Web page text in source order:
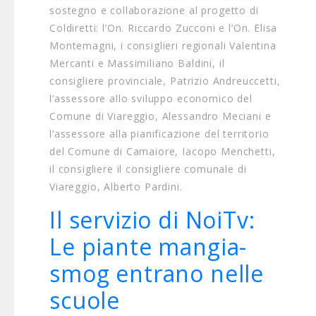
sostegno e collaborazione al progetto di
Coldiretti: l’On. Riccardo Zucconi e l’On. Elisa
Montemagni, i consiglieri regionali Valentina
Mercanti e Massimiliano Baldini, il
consigliere provinciale, Patrizio Andreuccetti,
l’assessore allo sviluppo economico del
Comune di Viareggio, Alessandro Meciani e
l’assessore alla pianificazione del territorio
del Comune di Camaiore, Iacopo Menchetti,
il consigliere il consigliere comunale di
Viareggio, Alberto Pardini.
Il servizio di NoiTv:
Le piante mangia-
smog entrano nelle
scuole